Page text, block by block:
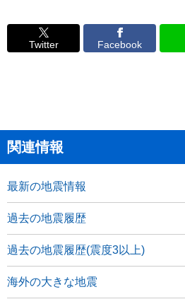
Twitter Facebook
関連情報
最新の地震情報
過去の地震履歴
過去の地震履歴(震度3以上)
海外の大きな地震